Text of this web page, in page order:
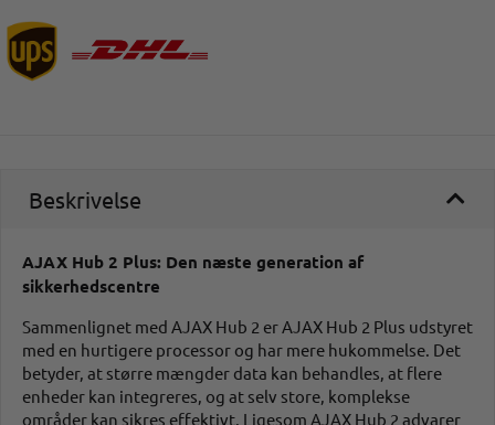
Beskrivelse
AJAX Hub 2 Plus: Den næste generation af
sikkerhedscentre
Sammenlignet med AJAX Hub 2 er AJAX Hub 2 Plus udstyret
med en hurtigere processor og har mere hukommelse. Det
betyder, at større mængder data kan behandles, at flere
enheder kan integreres, og at selv store, komplekse
områder kan sikres effektivt. Ligesom AJAX Hub 2 advarer